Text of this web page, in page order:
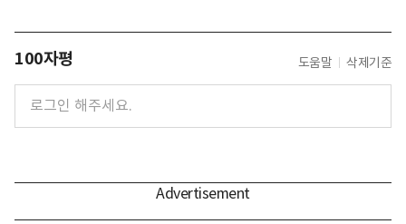
100자평 도움말 삭제기준